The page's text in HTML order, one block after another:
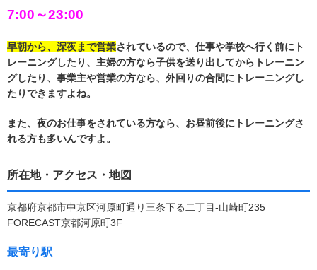
7:00～23:00
早朝から、深夜まで営業されているので、仕事や学校へ行く前にト
レーニングしたり、主婦の方なら子供を送り出してからトレーニン
グしたり、事業主や営業の方なら、外回りの合間にトレーニングし
たりできますよね。
また、夜のお仕事をされている方なら、お昼前後にトレーニングさ
れる方も多いんですよ。
所在地・アクセス・地図
京都府京都市中京区河原町通り三条下る二丁目-山崎町235
FORECAST京都河原町3F
最寄り駅